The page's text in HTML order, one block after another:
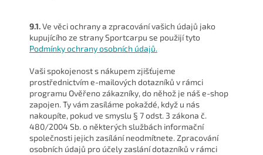
9.1.Ve věci ochrany a zpracování vašich údajů jako
kupujícího ze strany Sportcarpu se použijí tyto
Podmínky ochrany osobních údajů.
Vaši spokojenost s nákupem zjišťujeme
prostřednictvím e-mailových dotazníků v rámci
programu Ověřeno zákazníky, do něhož je náš e-shop
zapojen. Ty vám zasíláme pokaždé, když u nás
nakoupíte, pokud ve smyslu § 7 odst. 3 zákona č.
480/2004 Sb. o některých službách informační
společnosti jejich zasílání neodmítnete. Zpracování
osobních údajů pro účely zaslání dotazníků v rámci